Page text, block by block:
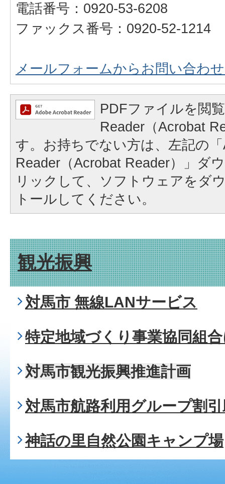
電話番号：0920-53-6208
ファックス番号：0920-52-1214
メールフォームからお問い合わ
PDFファイルを閲
Reader（Acrobat
す。お持ちでない方は、左記の
Reader（Acrobat Reader）」ダ
リックして、ソフトウェアをダ
トールしてください。
観光振興
対馬市 無線LANサービス
特定地域づくり事業協同組
対馬市観光振興推進計画
対馬市航路利用グループ割
神話の里自然公園キャンプ場